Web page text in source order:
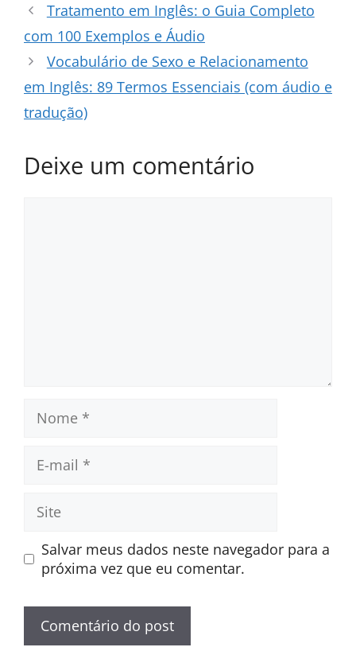
Tratamento em Inglês: o Guia Completo
com 100 Exemplos e Áudio
Vocabulário de Sexo e Relacionamento
em Inglês: 89 Termos Essenciais (com áudio e
tradução)
Deixe um comentário
mail
Site
Salvar meus dados neste navegador para a
próxima vez que eu comentar.